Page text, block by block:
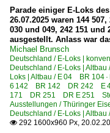
Parade einiger E-Loks
26.07.2025 waren 144 507,
030 und 049, 242 151
ausgestellt. Anlass war
Michael Brunsch
Deutschland / E-Loks |
Deutschland / E-Loks |
Loks | Altbau / E 04 BR 104 ·
6 142 BR 142 DR 242 E
171 DR 251 DR E 251
Ausstellungen / Thüringer
Deutschland / E-Loks |
 292 1600x960 Px,